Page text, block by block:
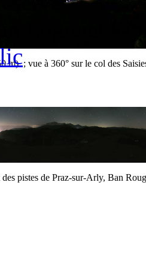
m) ; vue à 360° sur le col des
pistes de Praz-sur-Arly, Ban